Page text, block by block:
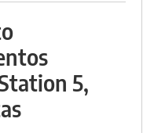
5,